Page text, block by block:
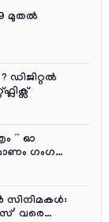
മുതൽ
ഡിജിറ്റൽ
” ഓ
ഗംഗ
സിനിമകൾ:
വരെ